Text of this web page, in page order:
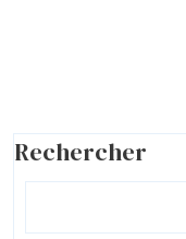
Rechercher